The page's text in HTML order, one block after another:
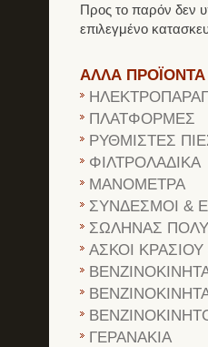
Προς το παρόν δεν
επιλεγμένο
ΑΛΛΑ
ΠΛΑΤΦΟΡΜΕΣ
ΡΥΘΜΙΣΤΕΣ
ΦΙΛΤΡΟΛΑΔΙΚΑ
ΜΑΝΟΜΕΤΡΑ
ΣΥΝΔΕΣΜΟΙ &
ΣΩΛΗΝΑΣ
ΑΣΚΟΙ
ΓΕΡΑΝΑΚΙΑ